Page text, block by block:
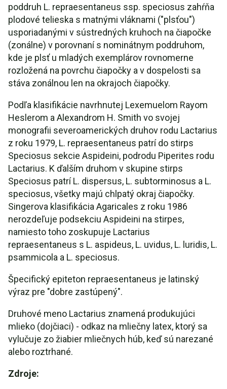
poddruh L. repraesentaneus ssp. speciosus zahŕňa
plodové telieska s matnými vláknami ("plsťou")
usporiadanými v sústredných kruhoch na čiapočke
(zonálne) v porovnaní s nominátnym poddruhom,
kde je plsť u mladých exemplárov rovnomerne
rozložená na povrchu čiapočky a v dospelosti sa
stáva zonálnou len na okrajoch čiapočky.
Podľa klasifikácie navrhnutej Lexemuelom Rayom
Heslerom a Alexandrom H. Smith vo svojej
monografii severoamerických druhov rodu Lactarius
z roku 1979, L. repraesentaneus patrí do stirps
Speciosus sekcie Aspideini, podrodu Piperites rodu
Lactarius. K ďalším druhom v skupine stirps
Speciosus patrí L. dispersus, L. subtorminosus a L.
speciosus, všetky majú chlpatý okraj čiapočky.
Singerova klasifikácia Agaricales z roku 1986
nerozdeľuje podsekciu Aspideini na stirpes,
namiesto toho zoskupuje Lactarius
repraesentaneus s L. aspideus, L. uvidus, L. luridis, L.
psammicola a L. speciosus.
Špecifický epiteton repraesentaneus je latinský
výraz pre "dobre zastúpený".
Druhové meno Lactarius znamená produkujúci
mlieko (dojčiaci) - odkaz na mliečny latex, ktorý sa
vylučuje zo žiabier mliečnych húb, keď sú narezané
alebo roztrhané.
Zdroje: